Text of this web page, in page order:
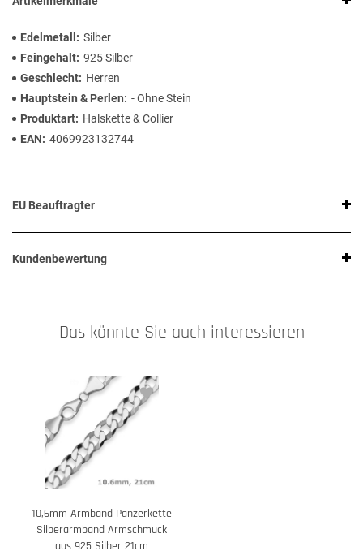
Edelmetall
Silber
Feingehalt 925 Silber
Geschlecht
Herren
Hauptstein & Perlen
- Ohne Stein
Produktart
Halskette & Collier
EAN
4069923132744
EU Beauftragter
Kundenbewertung
Das könnte Sie auch interessieren
10,6mm Armband Panzerkette
Silberarmband Armschmuck
aus 925 Silber 21cm